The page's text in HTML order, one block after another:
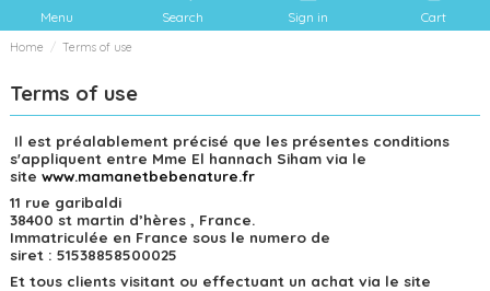
Menu Search Sign in Cart
Home Terms of use
Terms of use
Il est préalablement précisé que les présentes conditions
s'appliquent entre Mme El hannach Siham via le
site www.mamanetbebenature.fr
11 rue garibaldi
38400 st martin d’hères , France.
Immatriculée en France sous le numero de
siret : 51538858500025
Et tous clients visitant ou effectuant un achat via le site